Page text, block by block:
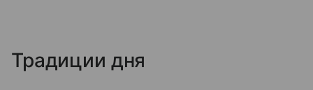
Традиции дня